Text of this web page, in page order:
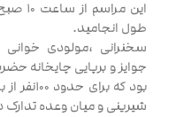
طول انجامید.
سخنرانی ،مولودی
جوایز و برپایی چایخانه
بود که
شیرینی و میان وعده